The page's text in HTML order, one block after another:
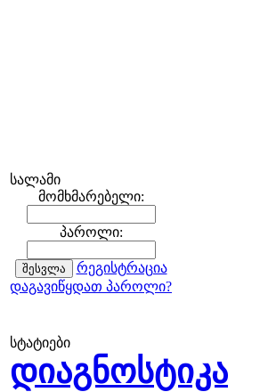
სალამი
მომხმარებელი:
პაროლი:
რეგისტრაცია
დაგავიწყდათ პაროლი?
სტატიები
დიაგნოსტიკა